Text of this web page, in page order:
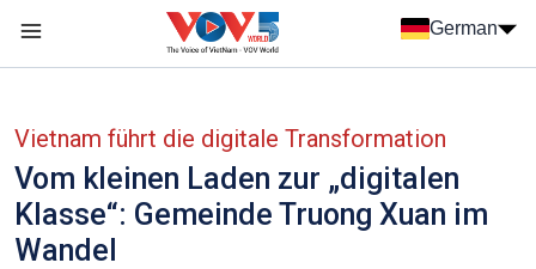
German
Vietnam führt die digitale Transformation
Vom kleinen Laden zur „digitalen
Klasse“: Gemeinde Truong Xuan im
Wandel